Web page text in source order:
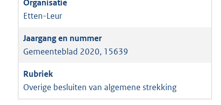
Etten-Leur
Gemeenteblad 2020, 15639
Overige besluiten van algemene strekking